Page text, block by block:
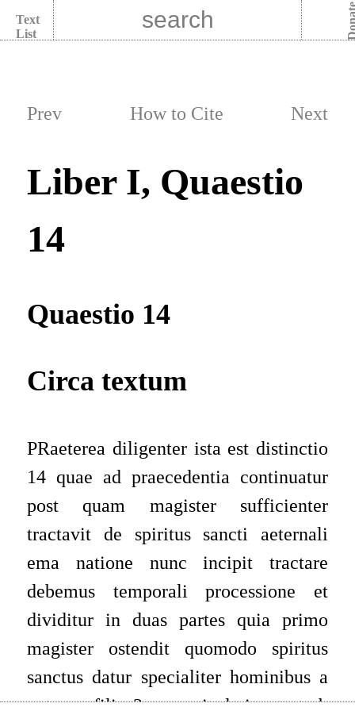
Text
List
Prev How to Cite Next
Liber I, Quaestio
14
Quaestio 14
Circa textum
PRaeterea diligenter ista est distinctio
14 quae ad praecedentia continuatur
post quam magister sufficienter
tractavit de spiritus sancti aeternali
ema natione nunc incipit tractare
debemus temporali processione et
dividitur in duas partes quia primo
magister ostendit quomodo spiritus
sanctus datur specialiter hominibusa
patre et filio 2o quaerit dari potest ab